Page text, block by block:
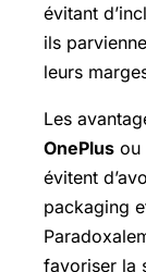
évitant
ils
leurs
Les
OnePlus ou
évitent
packaging
favoriser la